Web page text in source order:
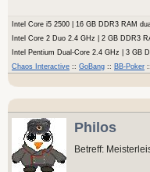
Intel Core i5 2500 | 16 GB DDR3 RAM
Intel Core 2 Duo 2.4 GHz | 2 GB DDR3
Intel Pentium Dual-Core 2.4 GHz | 3 GB
Chaos Interactive :: GoBang :: BB-Poker ::
Philos
Betreff: